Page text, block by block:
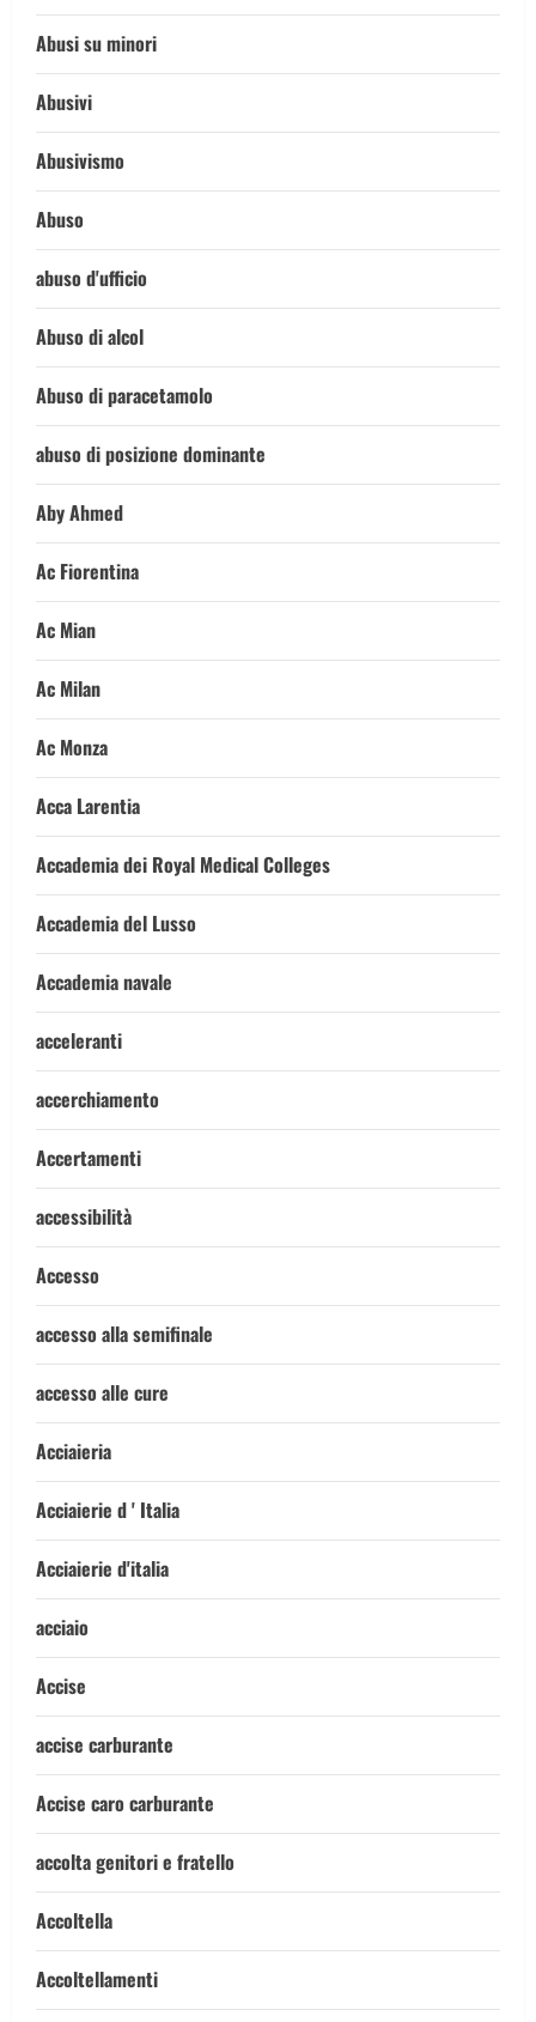
Abusi su minori
Abusivi
Abusivismo
Abuso
abuso d'ufficio
Abuso di alcol
Abuso di paracetamolo
abuso di posizione dominante
Aby Ahmed
Ac Fiorentina
Ac Mian
Ac Milan
Ac Monza
Acca Larentia
Accademia dei Royal Medical Colleges
Accademia del Lusso
Accademia navale
acceleranti
accerchiamento
Accertamenti
accessibilità
Accesso
accesso alla semifinale
accesso alle cure
Acciaieria
Acciaierie d ' Italia
Acciaierie d'italia
acciaio
Accise
accise carburante
Accise caro carburante
accolta genitori e fratello
Accoltella
Accoltellamenti